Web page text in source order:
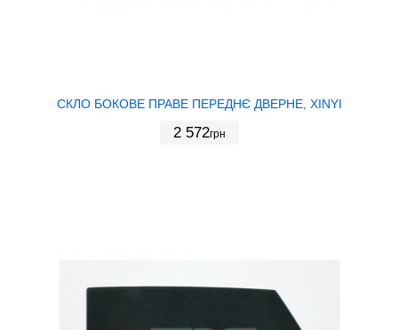
СКЛО БОКОВЕ ПРАВЕ ПЕРЕДНЄ ДВЕРНЕ, XINYI
2 572грн